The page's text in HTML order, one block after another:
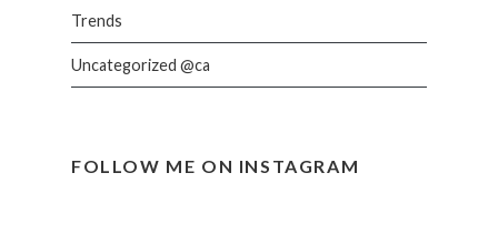
Trends
Uncategorized @ca
FOLLOW ME ON INSTAGRAM